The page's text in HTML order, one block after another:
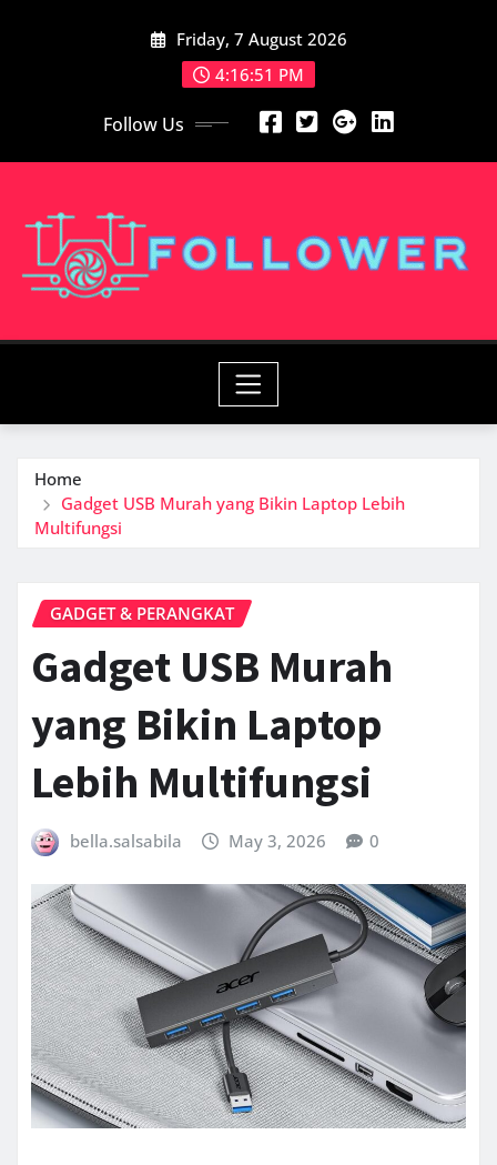
Friday, 7 August 2026
4:16:53 PM
Follow Us
Home
Gadget USB Murah yang Bikin Laptop Lebih
Multifungsi
GADGET & PERANGKAT
Gadget USB Murah
yang Bikin Laptop
Lebih Multifungsi
bella.salsabila May 3, 2026 0